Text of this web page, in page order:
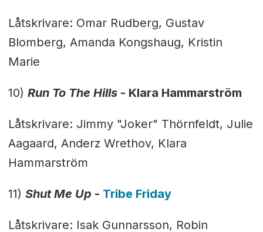
Låtskrivare: Omar Rudberg, Gustav
Blomberg, Amanda Kongshaug, Kristin
Marie
10) Run To The Hills- Klara Hammarström
Låtskrivare: Jimmy "Joker" Thörnfeldt, Julie
Aagaard, Anderz Wrethov, Klara
Hammarström
11) Shut Me Up - Tribe Friday
Låtskrivare: Isak Gunnarsson, Robin